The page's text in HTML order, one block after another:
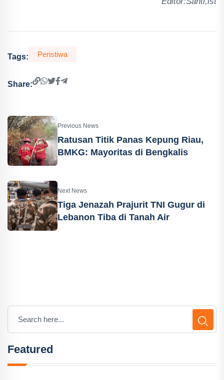
Tags: Peristiwa
Share:
Previous News
Ratusan Titik Panas Kepung Riau,
BMKG: Mayoritas di Bengkalis
Next News
Tiga Jenazah Prajurit TNI Gugur di
Lebanon Tiba di Tanah Air
Featured